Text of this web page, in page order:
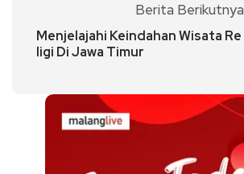
Berita Berikutnya
Menjelajahi Keindahan Wisata Re
ligi Di Jawa Timur